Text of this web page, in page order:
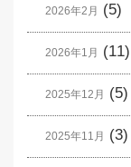
2026年2月 (5)
2026年1月 (11)
2025年12月 (5)
2025年11月 (3)